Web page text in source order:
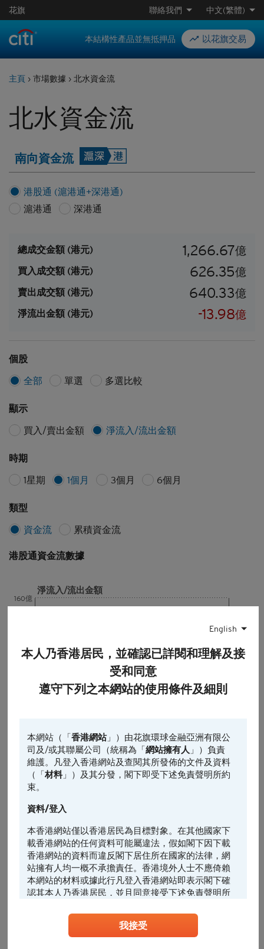
English
本人乃香港居民，並確認已詳閱和理解及接
受和同意
遵守下列之本網站的使用條件及細則
本網站（「香港網站」）由花旗環球金融亞洲有限公
司及/或其聯屬公司（統稱為「網站擁有人 」）負責
維護。凡登入香港網站及查閱其所發佈的文件及資料
（「材料」）及其分發，閣下即受下述免責聲明所約
束。
資料/登入
本香港網站僅以香港居民為目標對象。在其他國家下
載香港網站的任何資料可能屬違法，假如閣下因下載
香港網站的資料而違反閣下居住所在國家的法律，網
站擁有人均一概不承擔責任。香港境外人士不應倚賴
本網站的材料或據此行凡登入香港網站即表示閣下確
認其本人乃香港居民，並且同意接受下述免責聲明所
任何人士登入本香港網站或可能管有其中所載材料，
應當查明及遵照任何適用的限制（包括本文所載
我接受
花旗 聯絡我們 中文(繁體)
本結構性產品並無抵押品 以花旗交易
主頁 › 市場數據 › 北水資金流
北水資金流
南向資金流
港股通 (滬港通+深港通)
滬港通
深港通
總成交金額 (港元) 1,266.67億
買入成交額 (港元) 626.35億
賣出成交額 (港元) 640.33億
淨流出金額 (港元) -13.98億
個股
全部 單選 多選比較
顯示
買入/賣出金額 淨流入/流出金額
時期
1星期 1個月 3個月 6個月
類型
資金流 累積資金流
港股通資金流數據
淨流入/流出金額
08/07 21/07 04/08
-160億
160億
淨流入金額 (港元) 淨流出金額 (港元)
過去圖表 2026-08-05
編號 名稱 個股成交額 買入金額 賣出金額
中芯國際 66.31億 31.62億